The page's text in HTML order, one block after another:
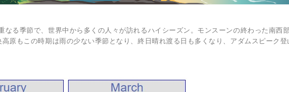
る季節で、世界中から多くの人々が訪れるハイシーズン。モンスーンの終わった南西
原もこの時期は雨の少ない季節となり、終日晴れ渡る日も多くなり、アダムスピーク